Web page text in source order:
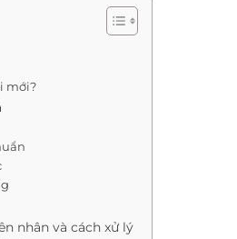
mới?
nhân và cách xử lý